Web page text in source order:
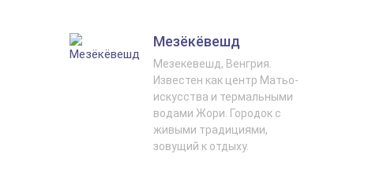
Мезёкёвешд
Мезекевешд, Венгрия.
Известен как центр Матьо-
искусства и термальными
водами Жори. Городок с
живыми традициями,
зовущий к отдыху.